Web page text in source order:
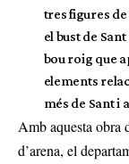
tres figures
el bust de
bou roig que
elements
més de Sant i
Amb aquesta obra
d’arena, el